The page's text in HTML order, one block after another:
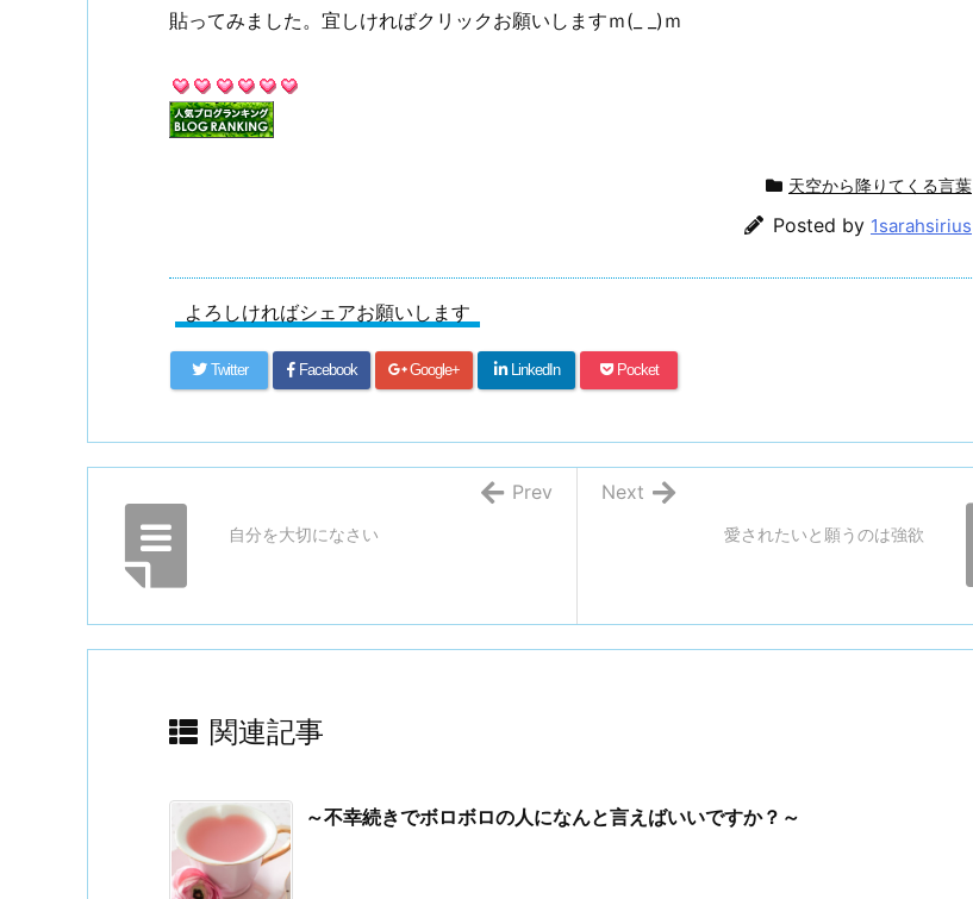
貼ってみました。宜しければクリックお願いしますｍ(_ _)ｍ
天空から降りてくる言葉
Posted by 1sarahsirius
よろしければシェアお願いします
Twitter Facebook Google+ LinkedIn Pocket
愛されたいと願うのは強欲
Next
自分を大切になさい
Prev
関連記事
～不幸続きでボロボロの人になんと言えばいいですか？～